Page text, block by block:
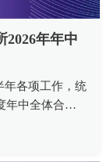
各项工作，统
中全体合伙
展根基，以专